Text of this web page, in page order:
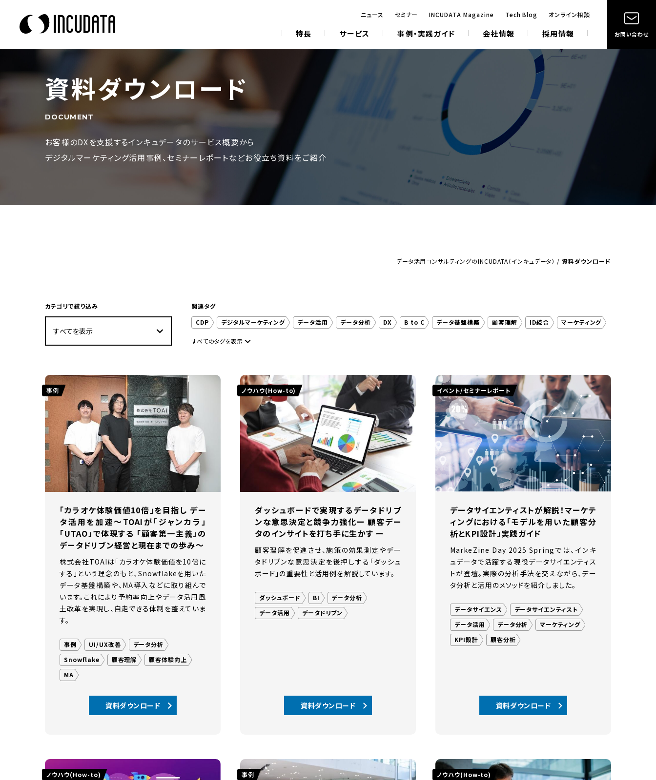
特長 サービス 事例・実践ガイド 会社情報 採用情報
ニュース セミナー INCUDATA Magazine Tech Blog オンライン相談
お問い合わせ
資料ダウンロード
DOCUMENT
お客様のDXを支援するインキュデータのサービス概要から
デジタルマーケティング活用事例、 セミナーレポートなどお役立ち資料をご紹介
データ活用コンサルティングのINCUDATA（インキュデータ） /資料ダウンロード
カテゴリで絞り込み
関連タグ
CDP
デジタルマーケティング データ活用 データ分析 DX B to C データ基盤構築 顧客理解 ID統合 マーケティング
消費財 デジタルトランスフォーメーション
宿泊・観光・リゾート BI DX組織 KPI設計 カスタマージャーニー データサイエンティスト
ビジネスデザイン ポストCookie時代 ワークショップ 公共インフラ 宿泊業 小売業 情報システム部門 組織改革
飲食サービス業 ABM B to B LINE活用 SFA Snowflake UI/UX改善 VOC アイデアソン インフラ事業
コンタクトセンター サービス高付加価値化 ソーシャルメディア / SNS ダッシュボード データドリブン マーケティングツール
メーカ 営業力強化 外食産業 広告最適化 新NISA施行 銀行 顧客体験向上 顧客分析
すべてのタグを表示
事例
「カラオケ体験価値10倍」を目指し デー
タ活用を加速〜TOAIが「ジャンカラ」
「UTAO」で体現する 「顧客第一主義」の
データドリブン経営と現在までの歩み〜
株式会社TOAIは「カラオケ体験価値を10倍に
する」という理念のもと、Snowflakeを用いた
データ基盤構築や、MA導入などに取り組んで
います。これにより予約率向上やデータ活用風
土改革を実現し、自走できる体制を整えていま
す。
事例 UI/UX改善
データ分析
Snowflake
顧客理解
顧客体験向上
MA
資料ダウンロード
ノウハウ(How-to)
ダッシュボードで実現するデータドリブ
ンな意思決定と競争力強化ー 顧客デー
タのインサイトを打ち手に生かす ー
顧客理解を促進させ、施策の効果測定やデー
タドリブンな意思決定を後押しする「ダッシュ
ボード」の重要性と活用例を解説しています。
ダッシュボード BI
データ分析
データ活用
データドリブン
資料ダウンロード
イベント/セミナーレポート
データサイエンティストが解説！マーケテ
ィングにおける「モデルを用いた顧客分
析とKPI設計」実践ガイド
MarkeZine Day 2025 Springでは、インキ
ュデータで活躍する現役データサイエンティス
トが登壇。実際の分析手法を交えながら、デー
タ分析と活用のメソッドを紹介しました。
データサイエンス
データサイエンティスト
データ活用
データ分析
マーケティング
KPI設計
顧客分析
資料ダウンロード
ノウハウ(How-to) 事例 ノウハウ(How-to)